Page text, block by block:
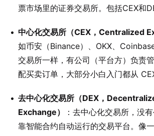
票市场里的证券交易所。包括CEX和
中心化交易所（CEX，Centralized
如币安（Binance）、OKX、
交易所一样，有公司（平台方）负责
配买卖订单，大部分小白入门都从
去中心化交易所（DEX，
Exchange）
：去中心化交易所，没
靠智能合约自动运行的交易平台。像